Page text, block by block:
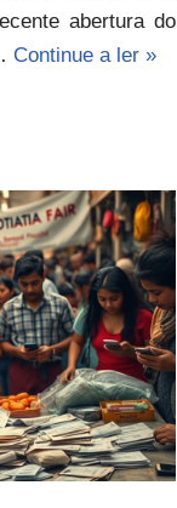
abertura do
Continue a ler »